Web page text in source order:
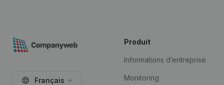
Français
Produit
Informations d’entreprise
Monitoring